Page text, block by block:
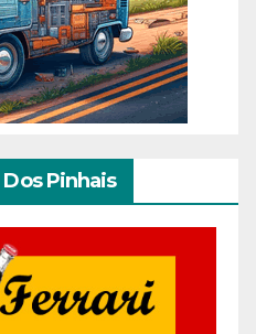
Dos Pinhais